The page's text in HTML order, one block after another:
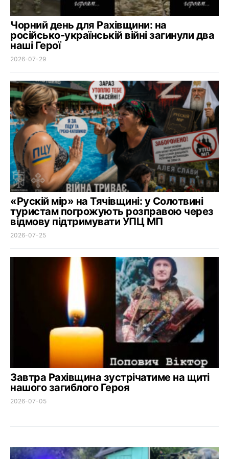
Чорний день для Рахівщини: на
російсько-українській війні загинули два
наші Герої
2026-07-29
«Рускій мір» на Тячівщині: у Солотвині
туристам погрожують розправою через
відмову підтримувати УПЦ МП
2026-07-25
Завтра Рахівщина зустрічатиме на щиті
нашого загиблого Героя
2026-07-05